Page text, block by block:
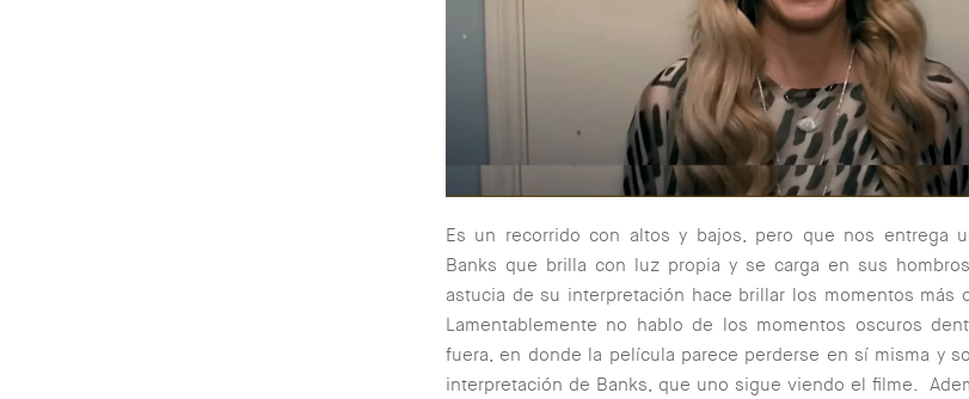
Es un recorrido con altos y bajos, pero que nos entrega
Banks que brilla con luz propia y se carga en sus
astucia de su interpretación hace brillar los momentos más
Lamentablemente no hablo de los momentos oscuros
fuera, en donde la película parece perderse en sí misma y
interpretación de Banks, que uno sigue viendo el filme.